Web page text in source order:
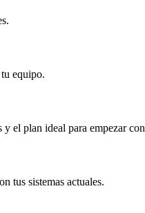
equipo.
el plan ideal para empezar
tus sistemas actuales.